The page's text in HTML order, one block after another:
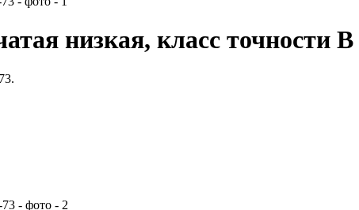
низкая, класс точности